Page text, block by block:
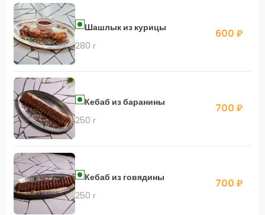
Шашлык из курицы
280 г
600 ₽
Кебаб из баранины
250 г
700 ₽
Кебаб из говядины
250 г
700 ₽